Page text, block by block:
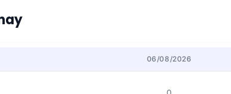
06/08/2026